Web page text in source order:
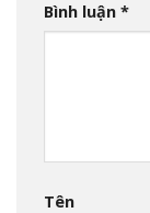
Bình luận *
Tên